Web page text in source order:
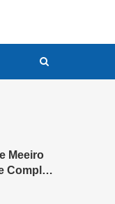
Meeiro
Complet